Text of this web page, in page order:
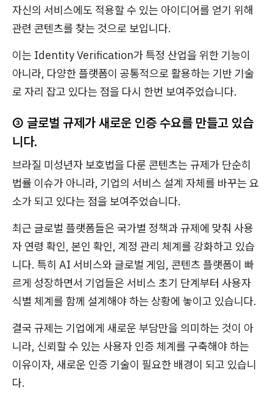
자신의 서비스에도 적용할 수 있는 아이디어를 얻기 위해
관련 콘텐츠를 찾는 것으로 보입니다.
이는 Identity Verification가 특정 산업을 위한 기능이
아니라, 다양한 플랫폼이 공통적으로 활용하는 기반 기술
로 자리 잡고 있다는 점을 다시 한번 보여주었습니다.
③ 글로벌 규제가 새로운 인증 수요를 만들고 있습
니다.
브라질 미성년자 보호법을 다룬 콘텐츠는 규제가 단순히
법률 이슈가 아니라, 기업의 서비스 설계 자체를 바꾸는 요
소가 되고 있다는 점을 보여주었습니다.
최근 글로벌 플랫폼들은 국가별 정책과 규제에 맞춰 사용
자 연령 확인, 본인 확인, 계정 관리 체계를 강화하고 있습
니다. 특히 AI 서비스와 글로벌 게임, 콘텐츠 플랫폼이 빠
르게 성장하면서 기업들은 서비스 초기 단계부터 사용자
식별 체계를 함께 설계해야 하는 상황에 놓이고 있습니다.
결국 규제는 기업에게 새로운 부담만을 의미하는 것이 아
니라, 신뢰할 수 있는 사용자 인증 체계를 구축해야 하는
이유이자, 새로운 인증 기술이 필요한 배경이 되고 있습니
다.